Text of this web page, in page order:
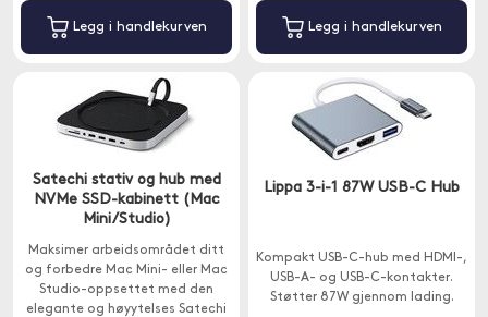
Legg i handlekurven Legg i handlekurven
Satechi stativ og hub med
NVMe SSD-kabinett (Mac
Mini/Studio)
Maksimer arbeidsområdet ditt
og forbedre Mac Mini- eller Mac
Studio-oppsettet med den
elegante og høyytelses Satechi
Lippa 3-i-1 87W USB-C Hub
Kompakt USB-C-hub med HDMI-,
USB-A- og USB-C-kontakter.
Støtter 87W gjennom lading.